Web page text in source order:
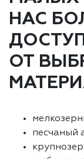
НАС
ОТ
песчаный